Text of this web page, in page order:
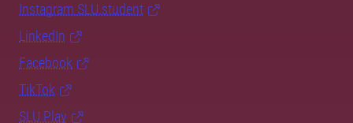
Instagram SLU.student
LinkedIn
Facebook
TikTok
SLU Play